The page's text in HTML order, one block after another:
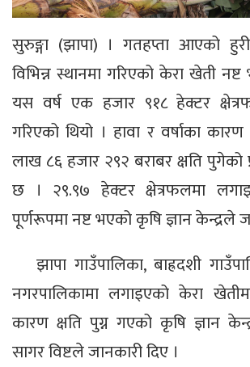
सुरुङ्गा (झापा) । गतहप्ता आएको
विभिन्न स्थानमा गरिएको केरा खेती
यस वर्ष एक हजार ९१८ हेक्टर
गरिएको थियो । हावा र वर्षाका
लाख ८६ हजार २९२ बराबर क्षति पुगेको
छ । २९.९७ हेक्टर क्षेत्रफलमा
पूर्णरूपमा नष्ट भएको कृषि ज्ञान केन्द्रले
झापा गाउँपालिका, बाह्रदशी
नगरपालिकामा लगाइएको केरा
कारण क्षति पुग्न गएको कृषि ज्ञान
सागर विष्टले जानकारी दिए ।